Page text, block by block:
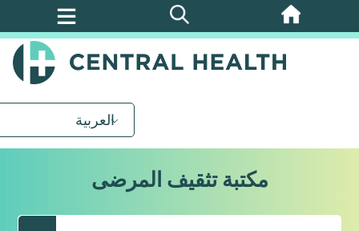
تخطي
العربية
مكتبة تثقيف المرضى